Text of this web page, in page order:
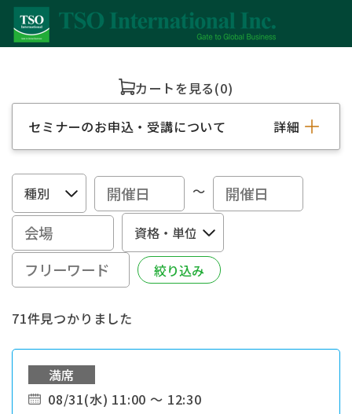
カートを見る(0)
セミナーのお申込・受講について 詳細
～
71件見つかりました
満席
08/31(水) 11:00 ～ 12:30